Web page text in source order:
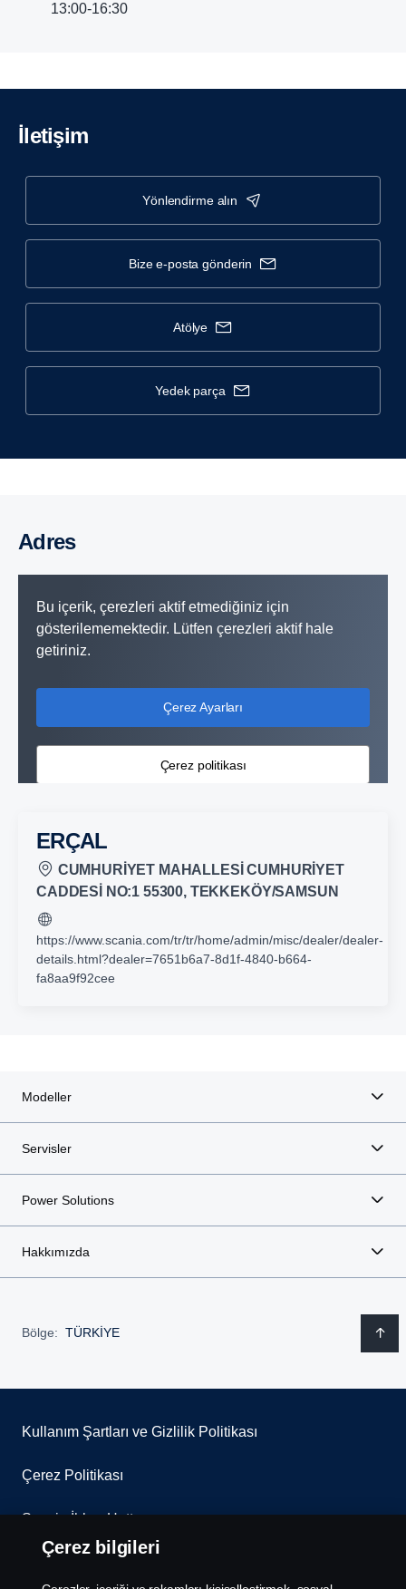
13:00-16:30
İletişim
yönlendi̇rme alin
bize e-posta gönderin
atölye
yedek parça
Adres
Bu içerik, çerezleri aktif etmediğiniz için
gösterilememektedir. Lütfen çerezleri aktif hale
getiriniz.
Çerez Ayarları
Çerez politikası
ERÇAL
CUMHURİYET MAHALLESİ CUMHURİYET
CADDESİ NO:1 55300, TEKKEKÖY/SAMSUN
https://www.scania.com/tr/tr/home/admin/misc/dealer/dealer-
details.html?dealer=7651b6a7-8d1f-4840-b664-
fa8aa9f92cee
Modeller
Servisler
Power Solutions
Hakkımızda
Bölge: TÜRKİYE
Kullanım Şartları ve Gizlilik Politikası
Çerez Politikası
Scania İhbar Hattı
Scania Çerez Politikası
Çerez bilgileri